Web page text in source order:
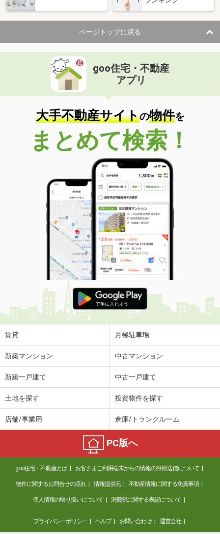
ページトップに戻る
goo住宅・不動産
アプリ
大手不動産サイトの物件を
まとめて検索！
賃貸 月極駐車場
新築マンション 中古マンション
新築一戸建て 中古一戸建て
土地を探す 投資物件を探す
店舗/事業用 倉庫/トランクルーム
PC版へ
goo住宅・不動産とは お客さまご利用端末からの情報の外部送信について
物件に関するお問合せの流れ 情報提供元 不動産情報に関する免責事項
個人情報の取り扱いについて 消費税に関する表記について
プライバシーポリシー ヘルプ お問い合わせ 運営会社